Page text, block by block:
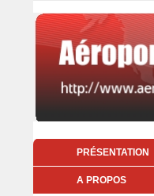
PRÉSENTATION
A PROPOS